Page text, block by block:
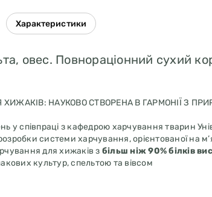
Характеристики
овес. Повнораціонний сухий
НАУКОВО СТВОРЕНА В ГАРМОНІЇ З
у співпраці з кафедрою харчування тварин
системи харчування, орієнтованої на
для хижаків з більш ніж 90% білків
культур, спельтою та вівсом